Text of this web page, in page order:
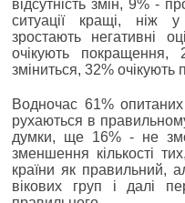
відсутність змін, 9% -
ситуації кращі, ніж
зростають негативні
очікують
зміниться, 32% очікують
Водночас 61%
рухаються в
думки, ще 16% - не
зменшення кількості
країни як правильний,
вікових груп і далі